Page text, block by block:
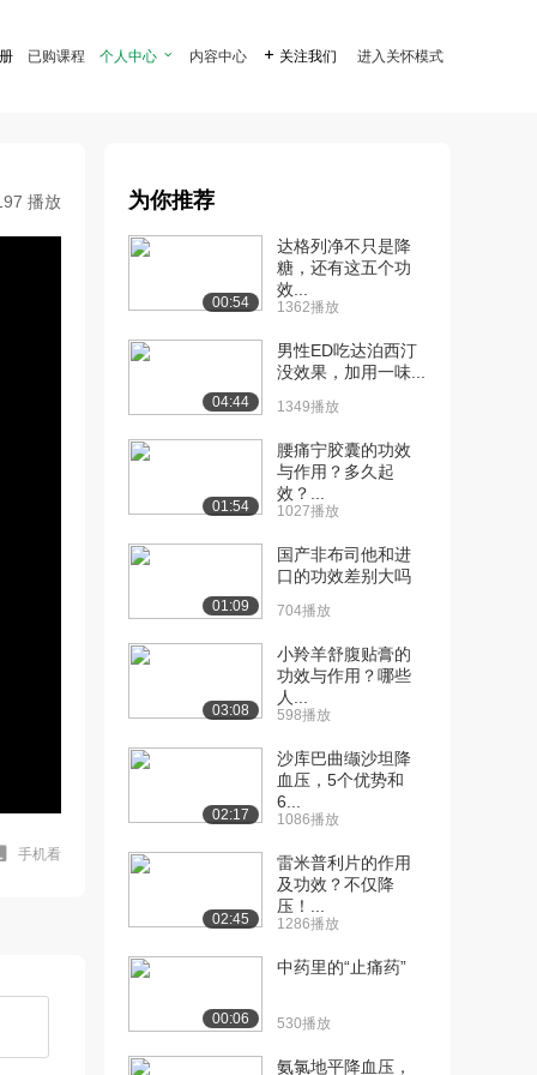
已购课程 个人中心  内容中心  关注我们 进入关怀模式
播放
手机看
为你推荐
00:54
达格列净不只是降
糖，还有这五个功
效...
1362播放
04:44
男性ED吃达泊西汀
没效果，加用一味...
1349播放
01:54
腰痛宁胶囊的功效
与作用？多久起
效？...
1027播放
01:09
国产非布司他和进
口的功效差别大吗
704播放
03:08
小羚羊舒腹贴膏的
功效与作用？哪些
人...
598播放
02:17
沙库巴曲缬沙坦降
血压，5个优势和
6...
1086播放
02:45
雷米普利片的作用
及功效？不仅降
压！...
1286播放
00:06
中药里的“止痛药”
530播放
氨氯地平降血压，